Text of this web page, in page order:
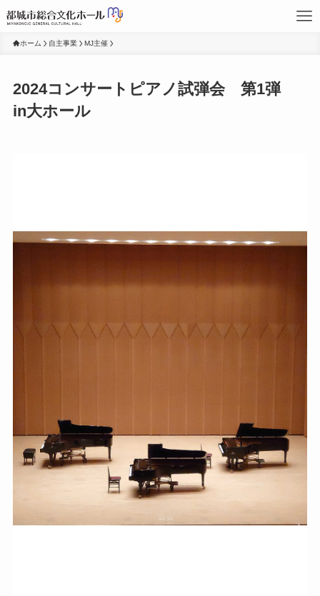
ホーム 自主事業 MJ主催
2024コンサートピアノ試弾会 第1弾
in大ホール